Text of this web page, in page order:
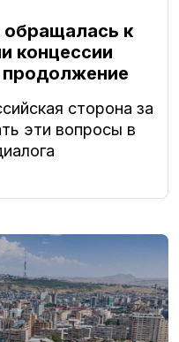
к
концессии
сторона за
эти вопросы в